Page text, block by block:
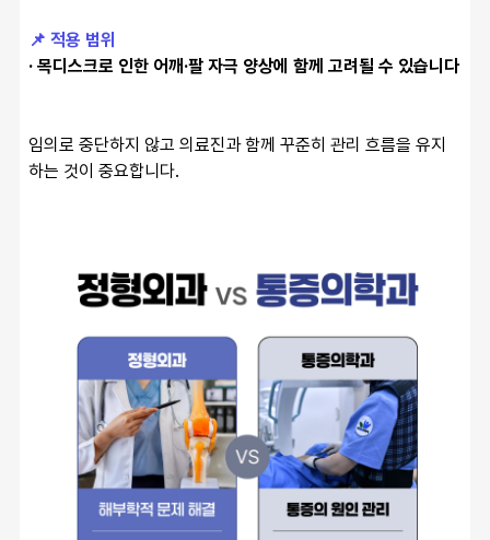
📌 적용 범위
· 목디스크로 인한 어깨·팔 자극 양상에 함께 고려될 수 있습니다
임의로 중단하지 않고 의료진과 함께 꾸준히 관리 흐름을 유지
하는 것이 중요합니다.